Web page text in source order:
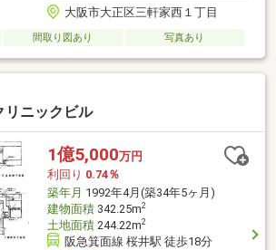
大阪市大正区三軒家西１丁目
間取り図あり 写真あり
リニックビル
1億5,000万円
利回り 0.74％
築年月 1992年4月(築34年5ヶ月)
建物面積342.25m2
土地面積244.22m2
阪急箕面線 桜井駅 徒歩18分